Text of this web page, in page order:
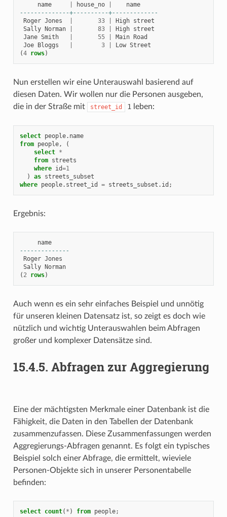
name house_no
name
--------------+----------+-------------
Roger Jones 33 High street
Sally Norman 83 High street
Jane Smith 55 Main Road
Joe Bloggs 3 Low Street
(4 rows)
Nun erstellen wir eine Unterauswahl basierend auf
diesen Daten. Wir wollen nur die Personen ausgeben,
die in der Straße mit
street_id 1 leben:
select people. name
from people,
(
select *
from streets
where id=1
)
as streets_subset
where people. street_id = streets_subset . id ;
Ergebnis:
name
--------------
Roger Jones
Sally Norman
( 2 rows)
Auch wenn es ein sehr einfaches Beispiel und unnötig
für unseren kleinen Datensatz ist, so zeigt es doch wie
nützlich und wichtig Unterauswahlen beim Abfragen
großer und komplexer Datensätze sind.
15.4.5. Abfragen zur Aggregierung
Eine der mächtigsten Merkmale einer Datenbank ist die
Fähigkeit, die Daten in den Tabellen der Datenbank
zusammenzufassen. Diese Zusammenfassungen werden
Aggregierungs-Abfragen genannt. Es folgt ein typisches
Beispiel solch einer Abfrage, die ermittelt, wieviele
Personen-Objekte sich in unserer Personentabelle
befinden:
select count( * ) from people;